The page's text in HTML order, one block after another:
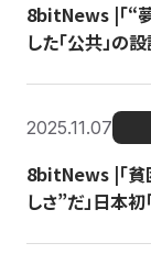
8bitNews |「“
した「公共」の
2025.11.07
8bitNews |「貧
しさ”だ」日本